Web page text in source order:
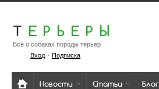
Т ЕРЬЕРЫ
Всё о собаках породы терьер
Вход· Подписка
Новости Статьи Блог